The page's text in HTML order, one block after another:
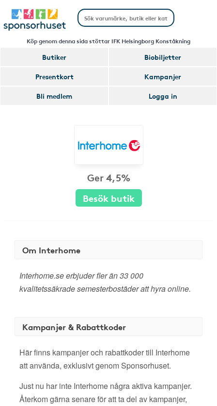
Köp genom denna sida stöttar IFK Helsingborg Konståkning
Butiker
Biobiljetter
Presentkort
Kampanjer
Bli medlem
Logga in
Ger 4,5%
Besök butik
Om Interhome
Interhome.se erbjuder fler än 33 000
kvalitetssäkrade semesterbostäder att hyra online.
Kampanjer & Rabattkoder
Här finns kampanjer och rabattkoder till Interhome
att använda, exklusivt genom Sponsorhuset.
Just nu har inte Interhome några aktiva kampanjer.
Återkom gärna senare för att ta del av kampanjer,